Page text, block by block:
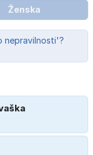
Ženska
nepravilnosti'?